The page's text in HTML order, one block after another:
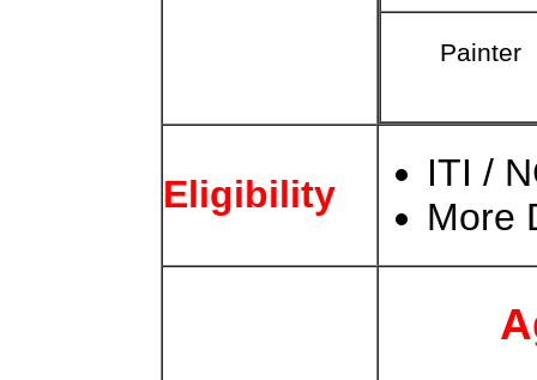
Painter
Eligibility
ITI /
More